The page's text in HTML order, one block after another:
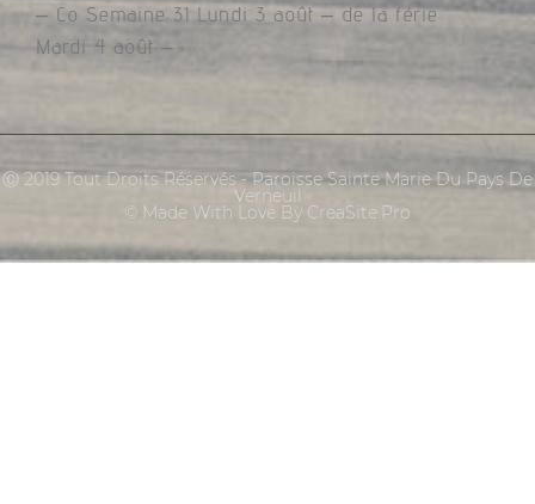
– Co Semaine 31 Lundi 3 août – de la férie
Mardi 4 août –
Ⓒ 2019 Tout Droits Réservés - Paroisse Sainte Marie Du Pays De
Verneuil
© Made With Love By CreaSite.Pro